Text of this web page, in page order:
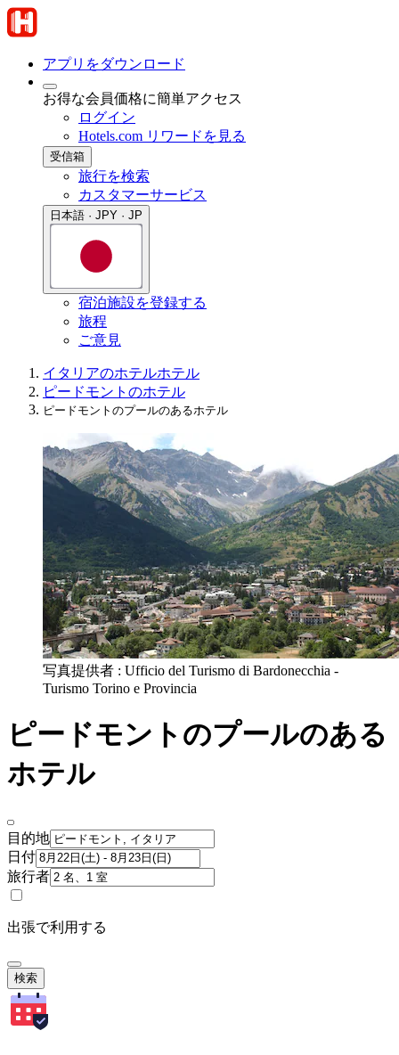
アプリをダウンロード
お得な会員価格に簡単アクセス
ログイン
Hotels.com リワードを見る
受信箱
旅行を検索
カスタマーサービス
日本語 · JPY · JP
宿泊施設を登録する
旅程
ご意見
イタリアのホテルホテル
ピードモントのホテル
ピードモントのプールのあるホテル
写真提供者 : Ufficio del Turismo di Bardonecchia -
Turismo Torino e Provincia
ピードモントのプールのある
ホテル
目的地
日付
旅行者
出張で利用する
検索